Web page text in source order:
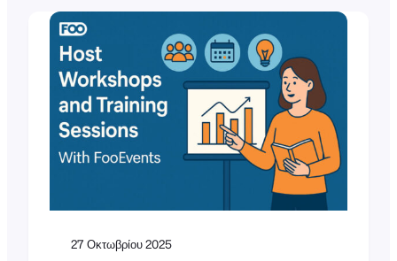
το FooEvents και το WooCommerce,
μπορείτε να πουλάτε εισιτήρια, να κάνετε
check in στους επισκέπτες και να
φιλοξενείτε ζωντανές συνεδρίες online ή σε
φυσικό χώρο, χρησιμοποιώντας ένα
κεντρικό σύστημα διαχείρισης εκδηλώσεων.
Αυτή η δημοσίευση καλύπτει τον τρόπο
δημιουργίας και διαχείρισης υβριδικών
εκδηλώσεων που να μοιάζουν συνεκτικές
27 Οκτωβρίου 2025